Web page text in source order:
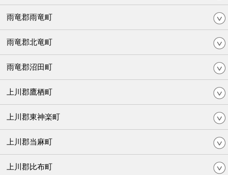
雨竜郡雨竜町
雨竜郡北竜町
雨竜郡沼田町
上川郡鷹栖町
上川郡東神楽町
上川郡当麻町
上川郡比布町